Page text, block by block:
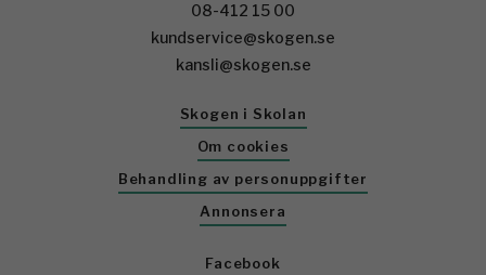
08-412 15 00
kundservice@skogen.se
kansli@skogen.se
Skogen i Skolan
Om cookies
Behandling av personuppgifter
Annonsera
Facebook